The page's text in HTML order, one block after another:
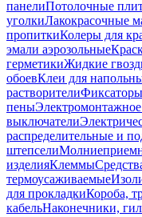
панелиПотолочные
уголкиЛакокрасочные
пропиткиКолеры для
эмали аэрозольные
герметикиЖидкие
обоевКлеи для
растворители
пены
выключатели
распределительные и
штепсели
изделияКлеммы
термоусаживаемые
для прокладкиКороба,
кабельНаконечники,